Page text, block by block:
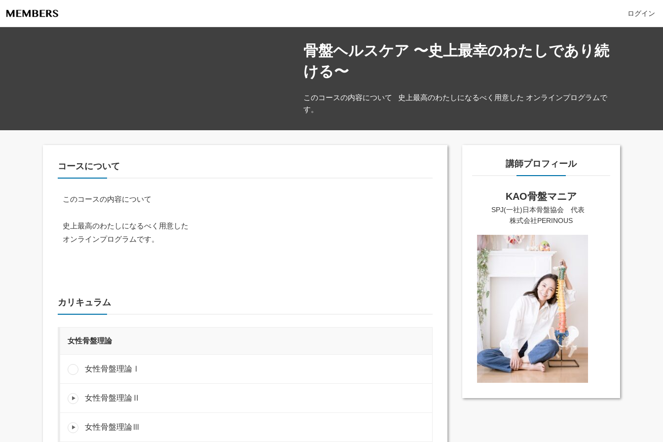
ログイン
骨盤ヘルスケア 〜史上最幸のわたしであり続
ける〜
このコースの内容について 史上最高のわたしになるべく用意した オンラインプログラムで
す。
コースについて
このコースの内容について
史上最高のわたしになるべく用意した
オンラインプログラムです。
カリキュラム
女性骨盤理論
女性骨盤理論Ⅰ
女性骨盤理論Ⅱ
女性骨盤理論Ⅲ
講師プロフィール
KAO骨盤マニア
SPJ(一社)日本骨盤協会 代表
株式会社PERINOUS